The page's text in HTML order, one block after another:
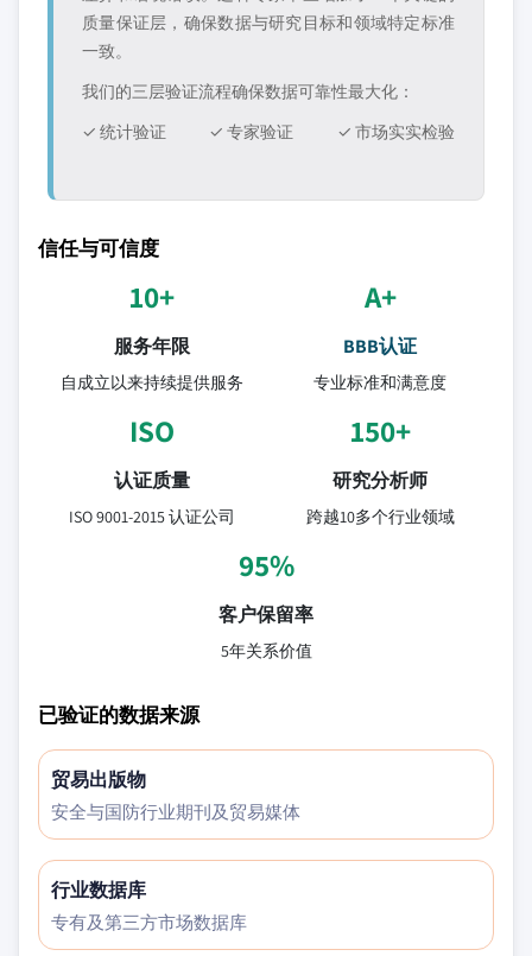
质量保证层，确保数据与研究目标和领域特定标准
一致。
我们的三层验证流程确保数据可靠性最大化：
✓ 统计验证
✓ 专家验证 ✓ 市场实实检验
信任与可信度
10+
服务年限
自成立以来持续提供服务
A+
BBB认证
专业标准和满意度
ISO
认证质量
ISO 9001-2015 认证公司
150+
研究分析师
跨越10多个行业领域
95%
客户保留率
5年关系价值
已验证的数据来源
贸易出版物
安全与国防行业期刊及贸易媒体
行业数据库
专有及第三方市场数据库